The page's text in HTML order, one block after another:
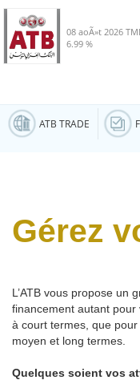
08 aoÃ»t 2026
6.99 %
ATB TRADE
Gérez
L’ATB vous propose un
financement autant pour
à court termes, que
moyen et long termes.
Quelques soient vos